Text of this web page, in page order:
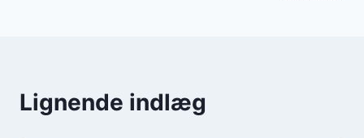
Lignende indlæg